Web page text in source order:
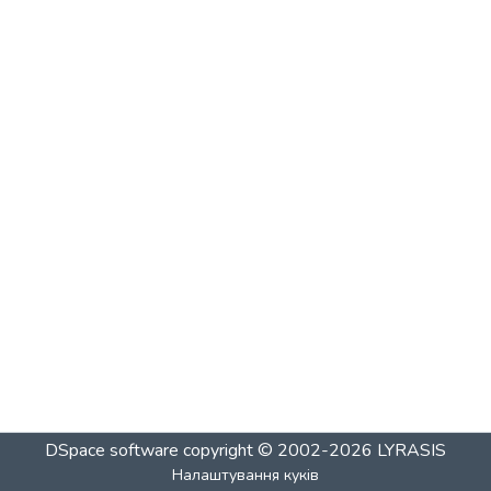
DSpace software copyright © 2002-2026 LYRASIS
Налаштування куків